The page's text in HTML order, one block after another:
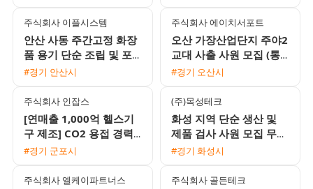
주식회사 이플시스템
안산 사동 주간고정 화장
품 용기 단순 조립 및 포
장 사원 모집 일급 주급
#경기 안산시
주식회사 에이치서포트
오산 가장산업단지 주야2
교대 사출 사원 모집 (통
근버스 운행 및 제수당 지
#경기 오산시
주식회사 인잡스
[연매출 1,000억 헬스기
구 제조] CO2 용접 경력
기사 모집 (일 16만원 / 장
#경기 군포시
(주)목성테크
화성 지역 단순 생산 및
제품 검사 사원 모집 무료
기숙사와 식사 제공
#경기 화성시
주식회사 엘케이파트너스 주식회사 골든테크